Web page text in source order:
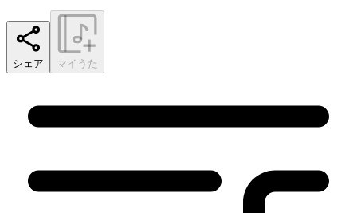
シェア マイうた